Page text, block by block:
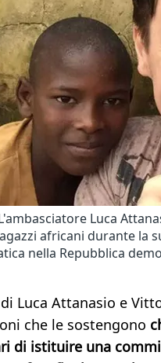
Luca
africani durante la
nella Repubblica
Luca Attanasio e
che le sostengono
di istituire una